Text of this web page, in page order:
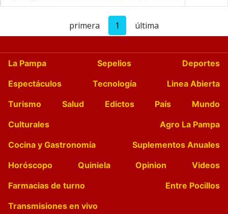
primera 1 última
La Pampa Sepelios
Deportes
Espectáculos
Tecnología
Linea Abierta
Turismo
Salud Edictos País
Mundo
Culturales
Agro La Pampa
Cocina y Gastronomía
Suplementos Anuales
Horóscopo
Quiniela Opinion
Videos
Farmacias de turno
Entre Pocillos
Transmisiones en vivo